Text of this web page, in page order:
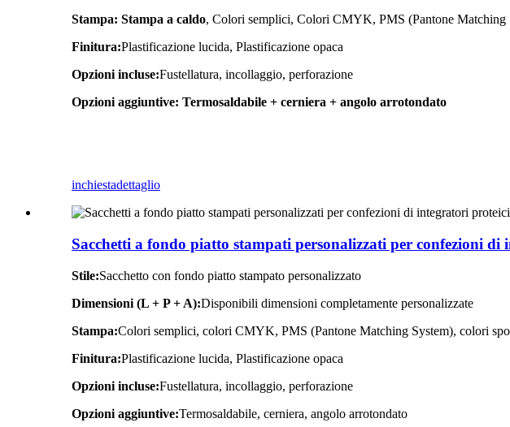
Stampa: Stampa a caldo, Colori semplici, Colori CMYK, PMS (Pantone Matching
Finitura:Plastificazione lucida, Plastificazione opaca
Opzioni incluse:Fustellatura, incollaggio, perforazione
Opzioni aggiuntive: Termosaldabile + cerniera + angolo arrotondato
inchiestadettaglio
Sacchetti a fondo piatto stampati personalizzati per confezioni
Stile:Sacchetto con fondo piatto stampato personalizzato
Dimensioni (L + P + A):Disponibili dimensioni completamente personalizzate
Stampa:Colori semplici, colori CMYK, PMS (Pantone Matching System), colori
Finitura:Plastificazione lucida, Plastificazione opaca
Opzioni incluse:Fustellatura, incollaggio, perforazione
Opzioni aggiuntive:Termosaldabile, cerniera, angolo arrotondato